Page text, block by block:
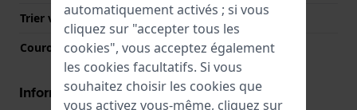
Trier verre
Minéral
Couronne
Couronne de tirer
Informations mouvement
automatiquement activés ; si vous
cliquez sur "accepter tous les
cookies", vous acceptez également
les cookies facultatifs. Si vous
souhaitez choisir les cookies que
vous activez vous-même, cliquez sur